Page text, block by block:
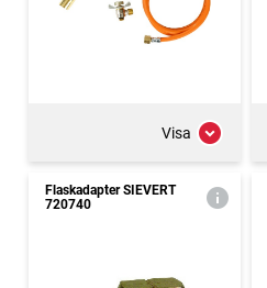
Visa
Flaskadapter SIEVERT
720740